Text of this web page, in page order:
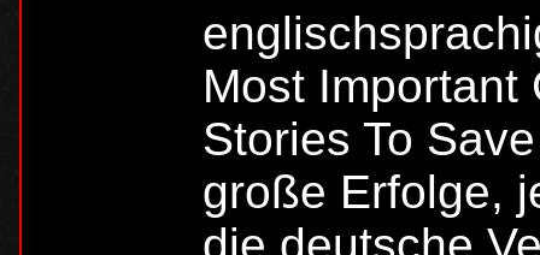
Most Important
Stories To
große Erfolge,